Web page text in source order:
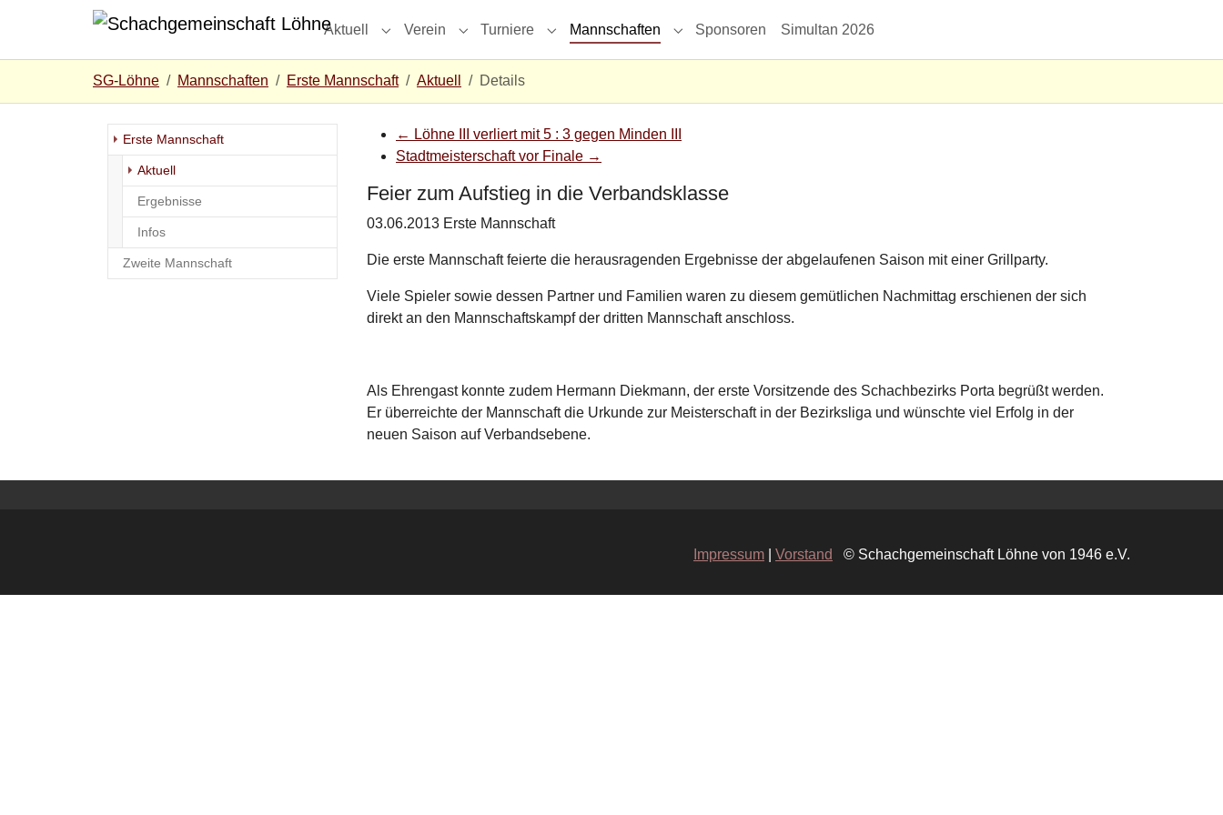
Zum Hauptinhalt springen
Skip to page footer
Aktuell
Submenu for "Aktuell"
Verein
Submenu for "Verein"
Turniere
Submenu for "Turniere"
Mannschaften
Submenu for "Mannschaften"
Sponsoren Simultan 2026
SG-Löhne Mannschaften Erste Mannschaft Aktuell Details
← Löhne III verliert mit 5 : 3 gegen Minden III
Stadtmeisterschaft vor Finale →
Feier zum Aufstieg in die Verbandsklasse
03.06.2013 Erste Mannschaft
Die erste Mannschaft feierte die herausragenden Ergebnisse der abgelaufenen Saison mit einer Grillparty.
Viele Spieler sowie dessen Partner und Familien waren zu diesem gemütlichen Nachmittag erschienen der sich
direkt an den Mannschaftskampf der dritten Mannschaft anschloss.
Als Ehrengast konnte zudem Hermann Diekmann, der erste Vorsitzende des Schachbezirks Porta begrüßt werden.
Er überreichte der Mannschaft die Urkunde zur Meisterschaft in der Bezirksliga und wünschte viel Erfolg in der
neuen Saison auf Verbandsebene.
Erste Mannschaft
Aktuell
Ergebnisse
Infos
Zweite Mannschaft
Impressum Vorstand © Schachgemeinschaft Löhne von 1946 e.V.